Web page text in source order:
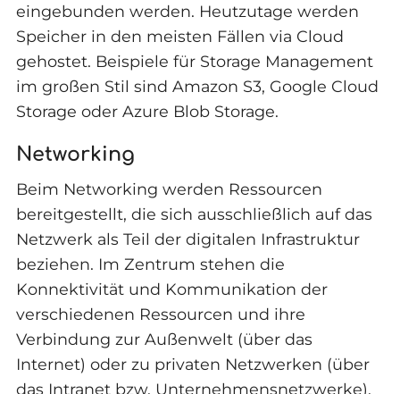
eingebunden werden. Heutzutage werden
Speicher in den meisten Fällen via Cloud
gehostet. Beispiele für Storage Management
im großen Stil sind Amazon S3, Google Cloud
Storage oder Azure Blob Storage.
Networking
Beim Networking werden Ressourcen
bereitgestellt, die sich ausschließlich auf das
Netzwerk als Teil der digitalen Infrastruktur
beziehen. Im Zentrum stehen die
Konnektivität und Kommunikation der
verschiedenen Ressourcen und ihre
Verbindung zur Außenwelt (über das
Internet) oder zu privaten Netzwerken (über
das Intranet bzw. Unternehmensnetzwerke).